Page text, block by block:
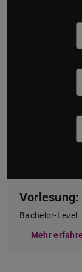
Bachelor-Level
Mehr